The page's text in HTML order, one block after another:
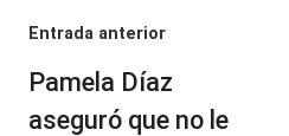
Navegación
de
entradas
Entrada anterior
Pamela Díaz
aseguró que no le